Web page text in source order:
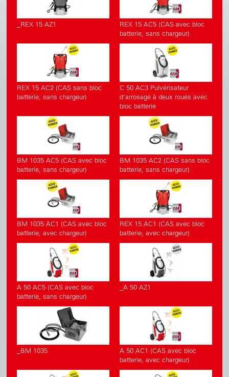
_REX 15 AZ1
REX 15 AC5 (CAS avec bloc
batterie, sans chargeur)
REX 15 AC2 (CAS sans bloc
batterie, sans chargeur)
C 50 AC3 Pulvérisateur
d'arrosage à deux roues avec
bloc batterie
BM 1035 AC5 (CAS avec bloc
batterie, sans chargeur)
BM 1035 AC2 (CAS sans bloc
batterie, sans chargeur)
BM 1035 AC1 (CAS avec bloc
batterie, avec chargeur)
REX 15 AC1 (CAS avec bloc
batterie, avec chargeur)
A 50 AC5 (CAS avec bloc
batterie, sans chargeur)
_A 50 AZ1
_BM 1035
A 50 AC1 (CAS avec bloc
batterie, avec chargeur)